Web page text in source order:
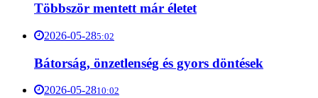
Többször mentett már életet
2026-05-285:02
Bátorság, önzetlenség és gyors döntések
2026-05-2810:02